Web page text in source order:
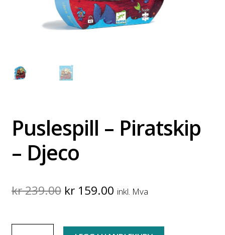
Puslespill – Piratskip
– Djeco
kr239.00 Original
was:
kr159.00Current
is:
inkl. Mva